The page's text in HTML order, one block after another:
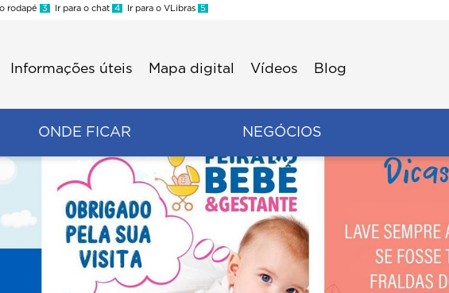
rodapé 3 Ir para o chat 4 Ir para o VLibras 5
Informações úteis Mapa digital Vídeos Blog
ONDE FICAR NEGÓCIOS